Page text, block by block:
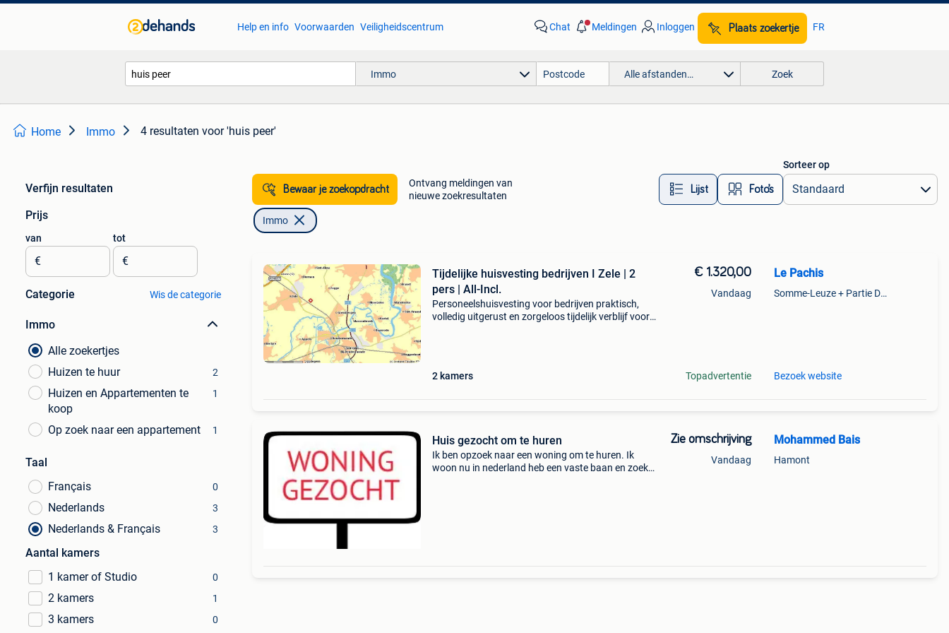
Help en info Voorwaarden Veiligheidscentrum Chat Meldingen Inloggen Plaats zoekertje FR
Immo Alle afstanden… Zoek
Home Immo 4 resultaten voor 'huis peer'
Verfijn resultaten
Prijs
van
€
tot
€
Categorie Wis de categorie
Immo
Alle zoekertjes
Huizen te huur
2
Huizen en Appartementen te
koop
1
Op zoek naar een appartement 1
Taal
Français
0
Nederlands 3
Nederlands & Français 3
Aantal kamers
1 kamer of Studio
0
2 kamers 1
3 kamers 0
Bewaar je zoekopdracht
Ontvang meldingen van
nieuwe zoekresultaten
Lijst Foto’s
Sorteer op
Immo
Tijdelijke huisvesting bedrijven I Zele | 2
pers | All-Incl.
Personeelshuisvesting voor bedrijven praktisch,
volledig uitgerust en zorgeloos tijdelijk verblijf voor
2 kamers
€ 1.320,00
Vandaag
Topadvertentie
Le Pachis
Somme-Leuze + Partie De Grandhan Et De Maffe
Bezoek website
Huis gezocht om te huren
Ik ben opzoek naar een woning om te huren. Ik
woon nu in nederland heb een vaste baan en zoek
Zie omschrijving
Vandaag
Mohammed Bais
Hamont